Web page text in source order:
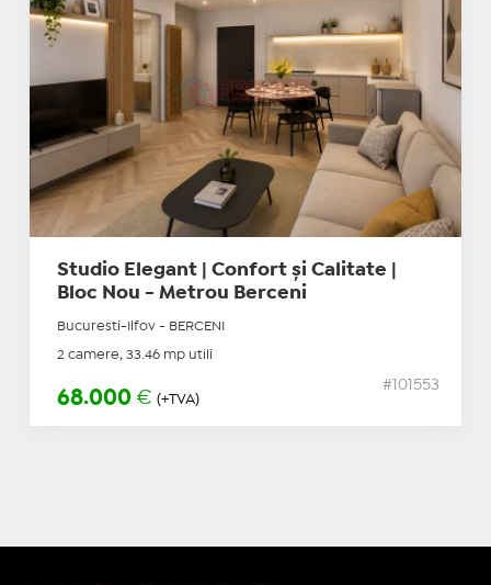
Studio Elegant | Confort și Calitate |
Bloc Nou - Metrou Berceni
Bucuresti-Ilfov - BERCENI
2 camere, 33.46 mp utili
68.000 € (+TVA)
#101553